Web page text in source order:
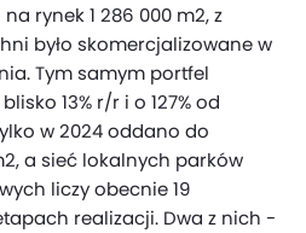
rynek 1 286 000 m2, z
było skomercjalizowane w
Tym samym portfel
13% r/r i o 127% od
w 2024 oddano do
a sieć lokalnych parków
liczy obecnie 19
realizacji. Dwa z nich -